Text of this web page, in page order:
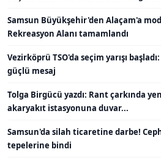
Samsun Büyükşehir'den Alaçam'a
Rekreasyon Alanı tamamlandı
Vezirköprü TSO'da seçim yarışı
güçlü mesaj
Tolga Birgücü yazdı: Rant çarkında
akaryakıt istasyonuna duvar...
Samsun'da silah ticaretine darbe!
tepelerine bindi